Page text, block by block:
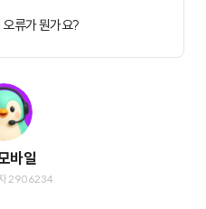
류가 뭔가요?
바일
2906234